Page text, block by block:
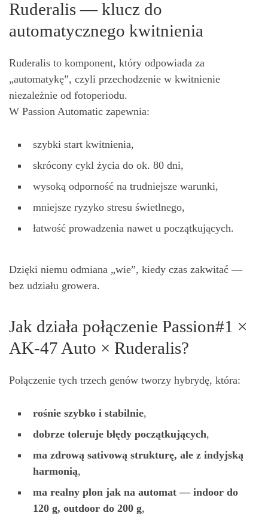
Ruderalis — klucz do
automatycznego kwitnienia
Ruderalis to komponent, który odpowiada za
„automatykę”, czyli przechodzenie w kwitnienie
niezależnie od fotoperiodu.
W Passion Automatic zapewnia:
szybki start kwitnienia,
skrócony cykl życia do ok. 80 dni,
wysoką odporność na trudniejsze warunki,
mniejsze ryzyko stresu świetlnego,
łatwość prowadzenia nawet u początkujących.
Dzięki niemu odmiana „wie”, kiedy czas zakwitać —
bez udziału growera.
Jak działa połączenie Passion#1 ×
AK-47 Auto × Ruderalis?
Połączenie tych trzech genów tworzy hybrydę, która:
rośnie szybko i stabilnie,
dobrze toleruje błędy początkujących,
ma zdrową sativową strukturę, ale z indyjską
harmonią,
ma realny plon jak na automat — indoor do
120 g, outdoor do 200 g,